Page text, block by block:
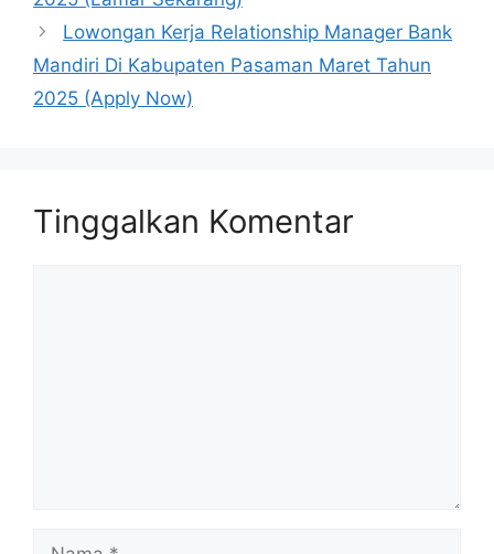
Lowongan Kerja Relationship Manager Bank
Mandiri Di Kabupaten Pasaman Maret Tahun
2025 (Apply Now)
Tinggalkan Komentar
Nama